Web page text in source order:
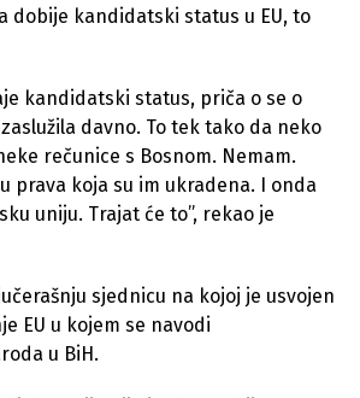
dobije kandidatski status u EU, to
kandidatski status, priča o se o
davno. To tek tako da neko
rečunice s Bosnom. Nemam.
prava koja su im ukradena. I onda
uniju. Trajat će to”, rekao je
sjednicu na kojoj je usvojen
EU u kojem se navodi
u BiH.